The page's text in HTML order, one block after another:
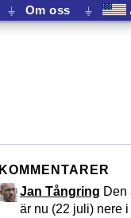
⏚ Om oss ⏚
KOMMENTARER
Jan Tångring Den
är nu (22 juli) nere i